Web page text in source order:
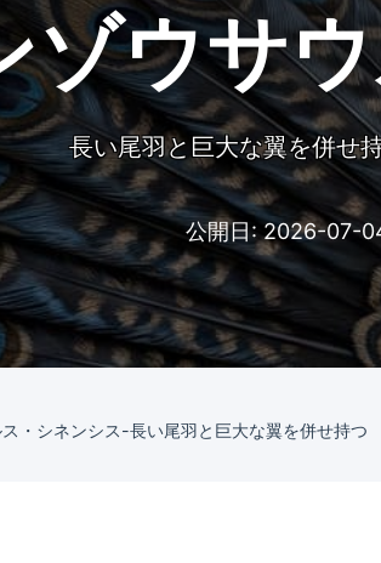
ゾウサ
長い尾羽と巨大な翼を併せ
公開日:2026-07-
・シネンシス-長い尾羽と巨大な翼を併せ持つ